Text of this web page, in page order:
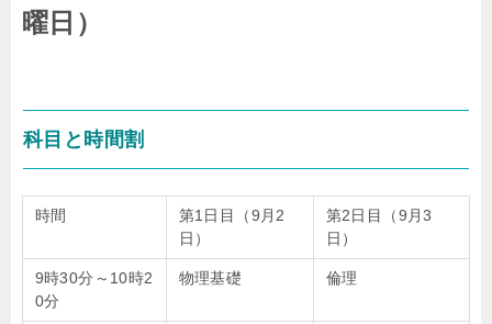
曜日）
科目と時間割
時間
第1日目（9月2
日）
第2日目（9月3
日）
9時30分～10時2
0分
物理基礎 倫理